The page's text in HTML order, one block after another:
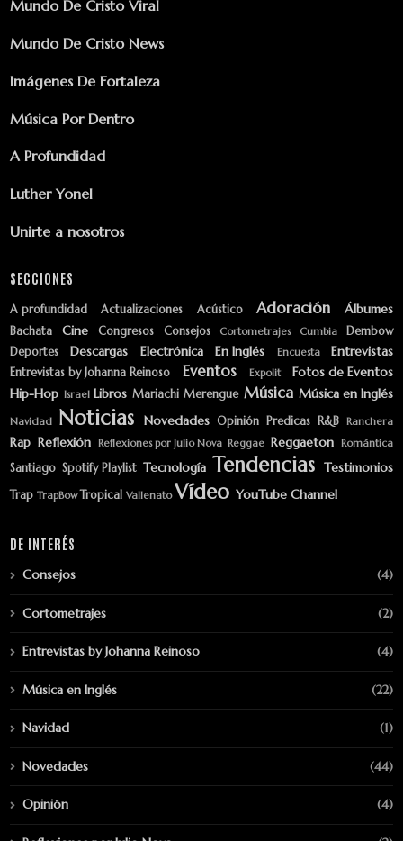
Mundo De Cristo Viral
Mundo De Cristo News
Imágenes De Fortaleza
Música Por Dentro
A Profundidad
Luther Yonel
Unirte a nosotros
SECCIONES
A profundidad Actualizaciones Acústico Adoración Álbumes
Bachata Cine Congresos Consejos Cortometrajes Cumbia
Dembow
Deportes
Descargas Electrónica En Inglés Encuesta Entrevistas
Entrevistas by Johanna Reinoso Eventos Expolit
Fotos de Eventos
Hip-Hop Israel Libros Mariachi Merengue Música Música en Inglés
Navidad Noticias Novedades Opinión Predicas R&B Ranchera
Rap Reflexión Reflexiones por Julio Nova Reggae Reggaeton Romántica
Santiago Spotify Playlist Tecnología Tendencias Testimonios
Trap TrapBow Tropical Vallenato Vídeo YouTube Channel
DE INTERÉS
Consejos (4)
Cortometrajes (2)
Entrevistas by Johanna Reinoso (4)
Música en Inglés (22)
Navidad (1)
Novedades (44)
Opinión (4)